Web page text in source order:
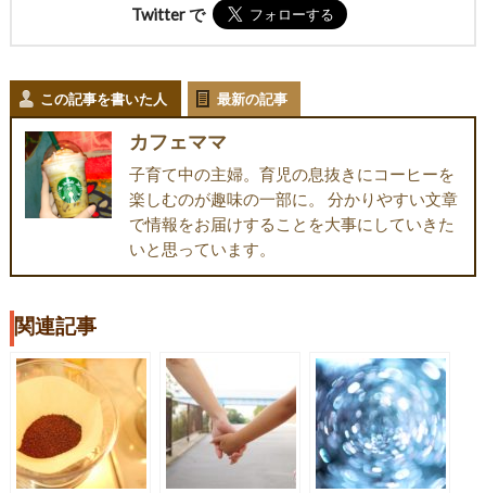
Twitter で
この記事を書いた人 最新の記事
カフェママ
子育て中の主婦。育児の息抜きにコーヒーを
楽しむのが趣味の一部に。 分かりやすい文章
で情報をお届けすることを大事にしていきた
いと思っています。
関連記事